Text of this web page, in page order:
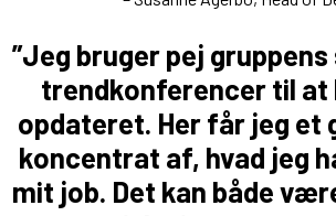
”Jeg bruger pej
trendkonferencer til at
opdateret. Her får jeg et
koncentrat af, hvad jeg
mit job. Det kan både